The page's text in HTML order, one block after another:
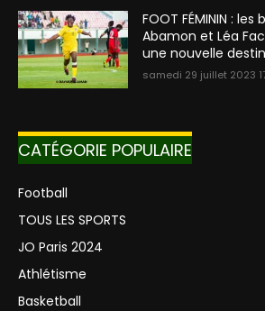
FOOT FÉMININ :
Abamon et Léa
une nouvelle
samedi 29 juillet 2023
CATÉGORIE POPULAIRE
Football
TOUS LES SPORTS
JO Paris 2024
Athlétisme
Basketball